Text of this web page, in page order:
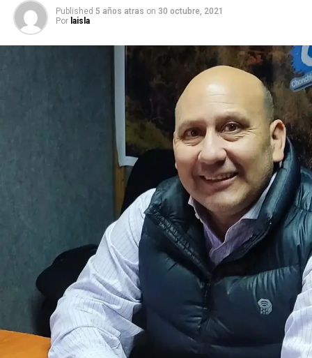
Published 5 años atras on 30 octubre, 2021
Por laisla